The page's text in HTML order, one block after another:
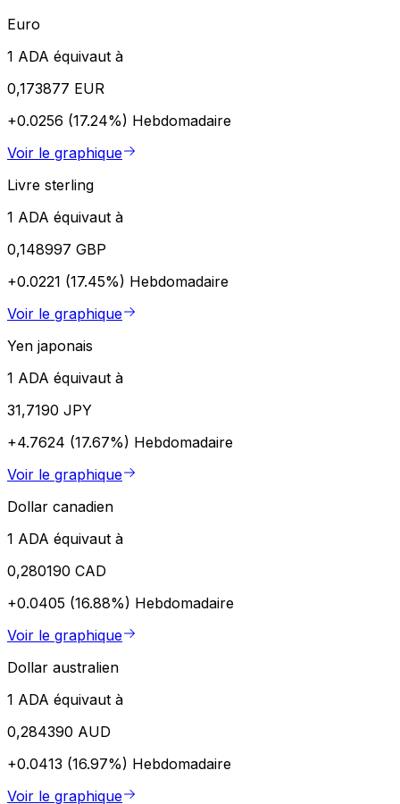
Euro
1 ADA équivaut à
0,173877 EUR
+0.0256 (17.24%) Hebdomadaire
Voir le graphique
Livre sterling
1 ADA équivaut à
0,148997 GBP
+0.0221 (17.45%) Hebdomadaire
Voir le graphique
Yen japonais
1 ADA équivaut à
31,7190 JPY
+4.7624 (17.67%) Hebdomadaire
Voir le graphique
Dollar canadien
1 ADA équivaut à
0,280190 CAD
+0.0405 (16.88%) Hebdomadaire
Voir le graphique
Dollar australien
1 ADA équivaut à
0,284390 AUD
+0.0413 (16.97%) Hebdomadaire
Voir le graphique